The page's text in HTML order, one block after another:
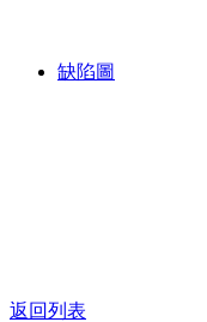
缺陷圖
返回列表